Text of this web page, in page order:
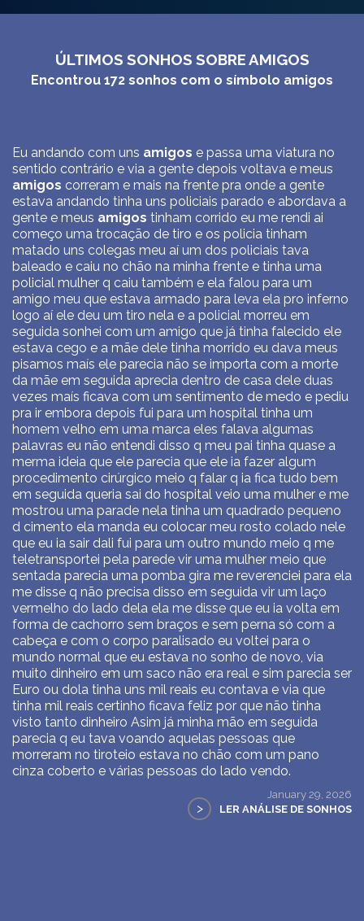
ÚLTIMOS SONHOS SOBRE AMIGOS
Encontrou 172 sonhos com o símbolo amigos
Eu andando com uns amigos e passa uma viatura no
sentido contrário e via a gente depois voltava e meus
amigos correram e mais na frente pra onde a gente
estava andando tinha uns policiais parado e abordava a
gente e meus amigos tinham corrido eu me rendi ai
começo uma trocação de tiro e os policia tinham
matado uns colegas meu aí um dos policiais tava
baleado e caiu no chão na minha frente e tinha uma
policial mulher q caiu também e ela falou para um
amigo meu que estava armado para leva ela pro inferno
logo aí ele deu um tiro nela e a policial morreu em
seguida sonhei com um amigo que já tinha falecido ele
estava cego e a mãe dele tinha morrido eu dava meus
pisamos maís ele parecia não se importa com a morte
da mãe em seguida aprecia dentro de casa dele duas
vezes maís ficava com um sentimento de medo e pediu
pra ir embora depois fui para um hospital tinha um
homem velho em uma marca eles falava algumas
palavras eu não entendi disso q meu pai tinha quase a
merma ideia que ele parecia que ele ia fazer algum
procedimento cirúrgico meio q falar q ia fica tudo bem
em seguida queria sai do hospital veio uma mulher e me
mostrou uma parade nela tinha um quadrado pequeno
d cimento ela manda eu colocar meu rosto colado nele
que eu ia sair dali fui para um outro mundo meio q me
teletransportei pela parede vir uma mulher meio que
sentada parecia uma pomba gira me reverenciei para ela
me disse q não precisa disso em seguida vir um laço
vermelho do lado dela ela me disse que eu ia volta em
forma de cachorro sem braços e sem perna só com a
cabeça e com o corpo paralisado eu voltei para o
mundo normal que eu estava no sonho de novo, via
muito dinheiro em um saco não era real e sim parecia ser
Euro ou dola tinha uns mil reais eu contava e via que
tinha mil reais certinho ficava feliz por que não tinha
visto tanto dinheiro Asim já minha mão em seguida
parecia q eu tava voando aquelas pessoas que
morreram no tiroteio estava no chão com um pano
cinza coberto e várias pessoas do lado vendo.
January 29, 2026
> LER ANÁLISE DE SONHOS